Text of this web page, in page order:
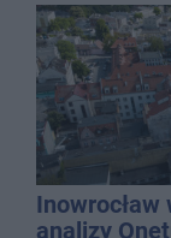
Inowrocław
analizy